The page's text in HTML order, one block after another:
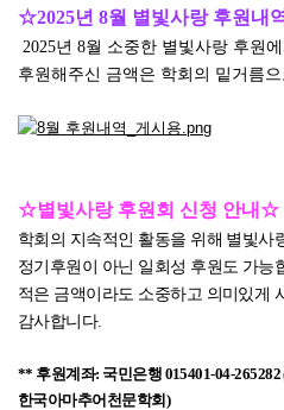
☆2025년 8월 별빛사랑 후원내역
2025년 8월 소중한 별빛사랑 후원
후원해주신 금액은 학회의 밑거름
☆별빛사랑 후원회 신청 안내☆
학회의 지속적인 활동을 위해 별빛사
정기후원이 아닌 일회성 후원도 가능
적은 금액이라도 소중하고 의미있게
감사합니다.
** 후원계좌: 국민은행 015401-04-265282
한국아마추어천문학회)